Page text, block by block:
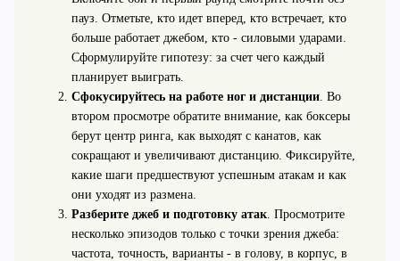
пауз. Отметьте, кто идет вперед, кто встречает, кто
больше работает джебом, кто - силовыми ударами.
Сформулируйте гипотезу: за счет чего каждый
планирует выиграть.
Сфокусируйтесь на работе ног и дистанции. Во
втором просмотре обратите внимание, как боксеры
берут центр ринга, как выходят с канатов, как
сокращают и увеличивают дистанцию. Фиксируйте,
какие шаги предшествуют успешным атакам и как
они уходят из размена.
Разберите джеб и подготовку атак. Просмотрите
несколько эпизодов только с точки зрения джеба:
частота, точность, варианты - в голову, в корпус, в